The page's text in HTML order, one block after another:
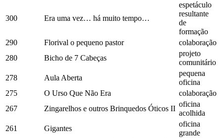
300 Era uma vez… há muito tempo…
espetáculo
resultante
de
formação
290
Florival o pequeno pastor
colaboração
280
Bicho de 7 Cabeças
projeto
comunitário
278
Aula Aberta
pequena
oficina
275
O Urso Que Não Era
colaboração
267
Zingarelhos e outros Brinquedos Óticos II
oficina
acolhida
261
Gigantes
oficina
grande